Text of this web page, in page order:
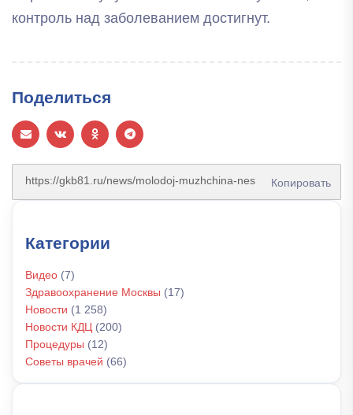
контроль над заболеванием достигнут.
Поделиться
Копировать
Категории
Видео (7)
Здравоохранение Москвы (17)
Новости (1 258)
Новости КДЦ (200)
Процедуры (12)
Советы врачей (66)